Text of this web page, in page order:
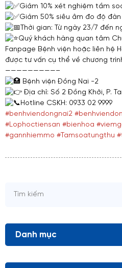
Giảm 10% xét nghiệm tầm
Giảm 50% siêu âm đo độ
Thời gian: Từ ngày 23/7 đến
Quý khách hàng quan tâm
Fanpage Bệnh viện hoặc liên hệ
được tư vấn cụ thể về chương
—————————–
Bệnh viện Đồng Nai -2
Địa chỉ: Số 2 Đồng Khởi, P.
Hotline CSKH: 0933 02 9999
#benhviendongnai2
#Lophoctiensan #bienhoa
#gannhiemmo #Tamsoatungthu
Danh mục